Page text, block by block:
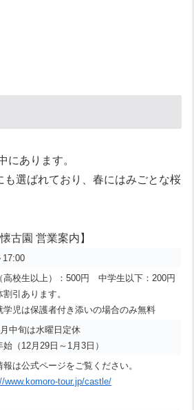
にあります。
も選ばれており、春にはみごとな桜
懐古園 営業案内】
17:00
高校生以上）：500円 中学生以下：200円
引あります。
児は保護者付き添いの場合のみ無料
中旬は水曜日定休
始（12月29日～1月3日）
報は公式ページをご覧ください。
www.komoro-tour.jp/castle/